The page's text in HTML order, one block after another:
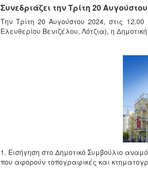
Συνεδριάζει την Τρίτη 20
Την Τρίτη 20 Αυγούστου 2024, στις
Ελευθερίου Βενιζέλου, Λότζια), η
1. Εισήγηση στο Δημοτικό Συμβούλιο
που αφορούν τοπογραφικές και